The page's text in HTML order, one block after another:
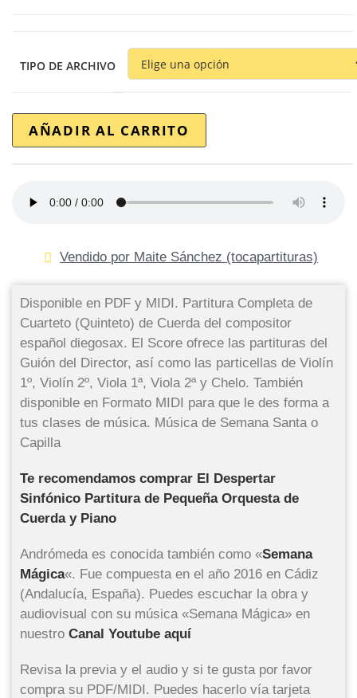
TIPO DE ARCHIVO
AÑADIR AL CARRITO
Vendido por Maite Sánchez (tocapartituras)
Disponible en PDF y MIDI. Partitura Completa de
Cuarteto (Quinteto) de Cuerda del compositor
español diegosax. El Score ofrece las partituras del
Guión del Director, así como las particellas de Violín
1º, Violín 2º, Viola 1ª, Viola 2ª y Chelo. También
disponible en Formato MIDI para que le des forma a
tus clases de música. Música de Semana Santa o
Capilla
Te recomendamos comprar El Despertar
Sinfónico Partitura de Pequeña Orquesta de
Cuerda y Piano
Andrómeda es conocida también como «Semana
Mágica«. Fue compuesta en el año 2016 en Cádiz
(Andalucía, España). Puedes escuchar la obra y
audiovisual con su música «Semana Mágica» en
nuestro Canal Youtube aquí
Revisa la previa y el audio y si te gusta por favor
compra su PDF/MIDI. Puedes hacerlo vía tarjeta